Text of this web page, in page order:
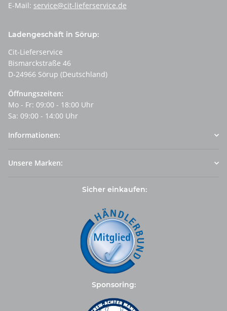
E-Mail: service@cit-lieferservice.de
Ladengeschäft in Sörup:
Cit-Lieferservice
Bismarckstraße 46
D-24966 Sörup (Deutschland)
Öffnungszeiten:
Mo - Fr: 09:00 - 18:00 Uhr
Sa: 09:00 - 14:00 Uhr
Informationen:
Unsere Marken:
Sicher einkaufen:
Sponsoring: